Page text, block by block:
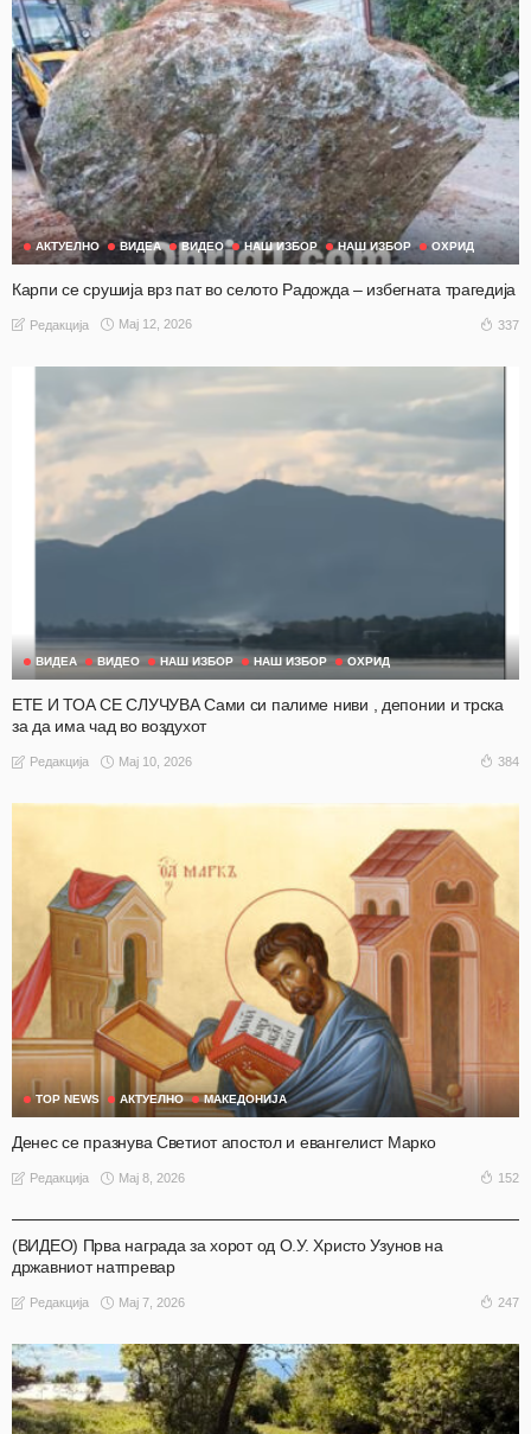
АКТУЕЛНО ВИДЕА ВИДЕО НАШ ИЗБОР НАШ ИЗБОР ОХРИД
Карпи се срушија врз пат во селото Радожда – избегната трагедија
Редакција Мај 12, 2026 337
ВИДЕА ВИДЕО НАШ ИЗБОР НАШ ИЗБОР ОХРИД
ЕТЕ И ТОА СЕ СЛУЧУВА Сами си палиме ниви , депонии и трска
за да има чад во воздухот
Редакција Мај 10, 2026 384
TOP NEWS АКТУЕЛНО МАКЕДОНИЈА
Денес се празнува Светиот апостол и евангелист Марко
Редакција Мај 8, 2026 152
(ВИДЕО) Прва награда за хорот од О.У. Христо Узунов на
државниот натпревар
Редакција Мај 7, 2026 247